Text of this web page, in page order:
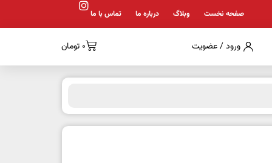
صفحه نخست وبلاگ درباره ما تماس با ما
ورود / عضویت 0 تومان